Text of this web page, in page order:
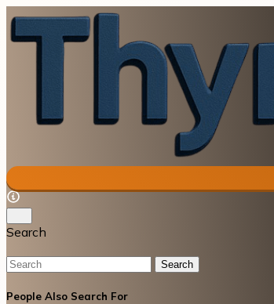
Search
Search
People Also Search For